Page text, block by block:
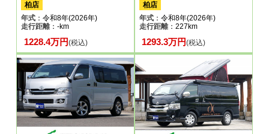
柏店
年式 ：令和8年(2026年)
走行距離：-km
1228.4万円(税込)
柏店
年式：令和8年(2026年)
走行距離：227km
1293.3万円(税込)